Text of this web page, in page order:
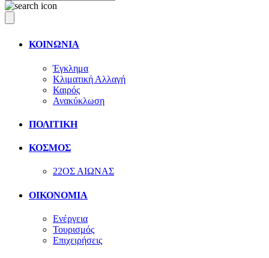
ΚΟΙΝΩΝΙΑ
Έγκλημα
Κλιματική Αλλαγή
Καιρός
Ανακύκλωση
ΠΟΛΙΤΙΚΗ
ΚΟΣΜΟΣ
22ΟΣ ΑΙΩΝΑΣ
ΟΙΚΟΝΟΜΙΑ
Ενέργεια
Τουρισμός
Επιχειρήσεις